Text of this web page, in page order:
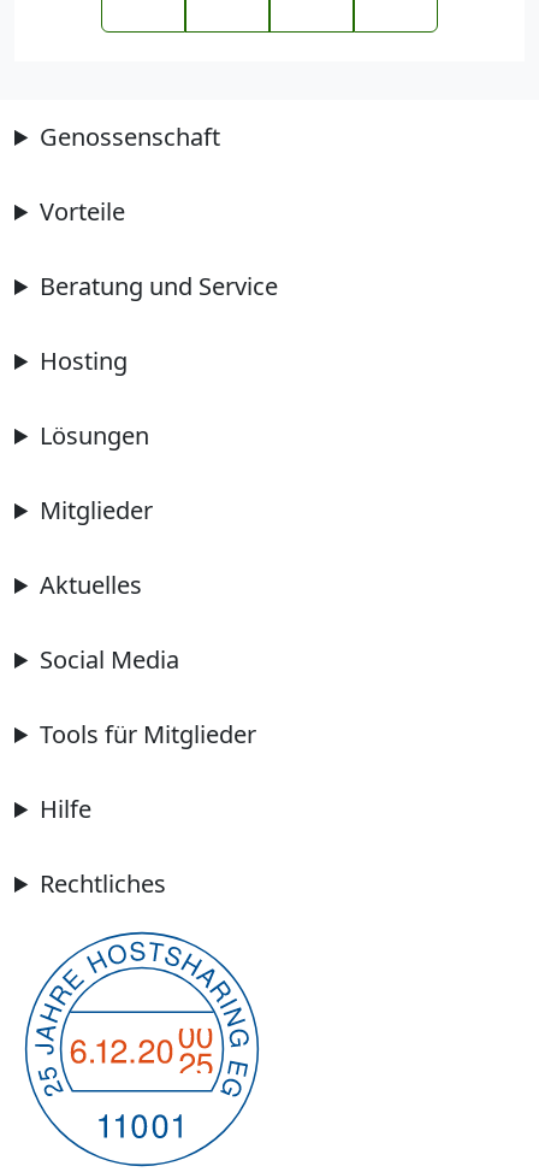
Genossenschaft
Vorteile
Beratung und Service
Hosting
Lösungen
Mitglieder
Aktuelles
Social Media
Tools für Mitglieder
Hilfe
Rechtliches